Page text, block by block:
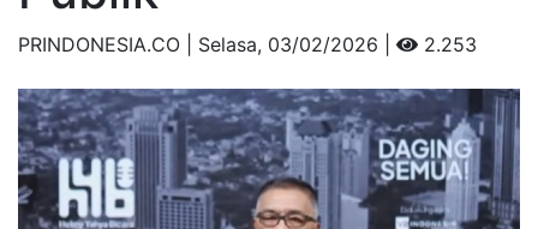
PRINDONESIA.CO | Selasa, 03/02/2026 | 2.253